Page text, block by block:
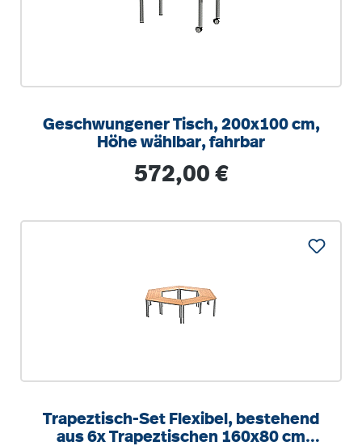
Geschwungener Tisch, 200x100 cm,
Höhe wählbar, fahrbar
Regulärer Preis:
572,00 €
Trapeztisch-Set Flexibel, bestehend
aus 6x Trapeztischen 160x80 cm